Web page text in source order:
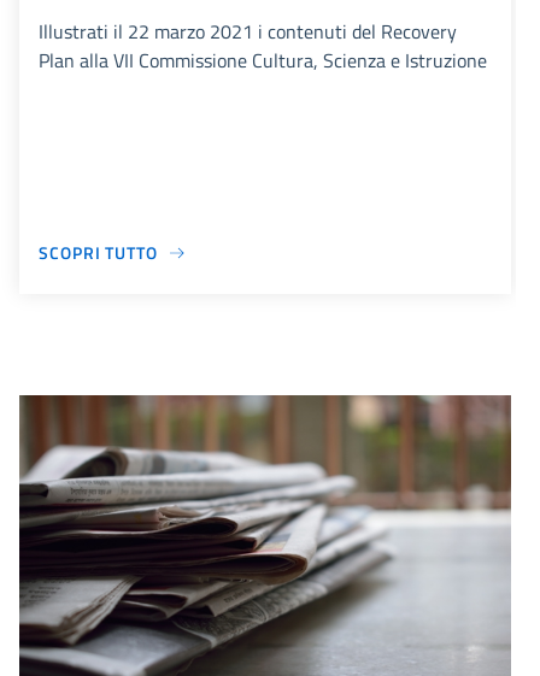
Illustrati il 22 marzo 2021 i contenuti del Recovery
Plan alla VII Commissione Cultura, Scienza e Istruzione
SCOPRI TUTTO